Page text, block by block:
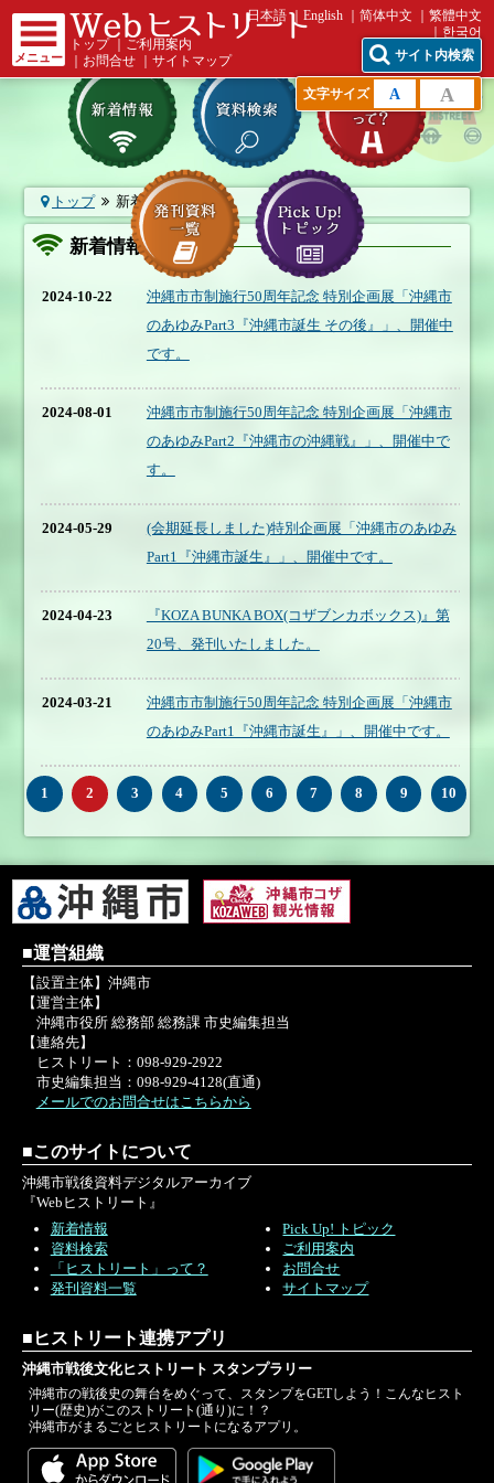
メニュー
トップ
ご利用案内
お問合せ ｜サイトマップ
日本語 English 简体中文
繁體中文
한국어
サイト内検索
文字サイズ A A
トップ 新着情報一覧
新着情報一覧
2024-10-22
沖縄市市制施行50周年記念 特別企画展「沖縄市
のあゆみPart3『沖縄市誕生 その後』」、開催中
です。
2024-08-01
沖縄市市制施行50周年記念 特別企画展「沖縄市
のあゆみPart2『沖縄市の沖縄戦』」、開催中で
す。
2024-05-29
(会期延長しました)特別企画展「沖縄市のあゆみ
Part1『沖縄市誕生』」、開催中です。
2024-04-23
『KOZA BUNKA BOX(コザブンカボックス)』第
20号、発刊いたしました。
2024-03-21
沖縄市市制施行50周年記念 特別企画展「沖縄市
のあゆみPart1『沖縄市誕生』」、開催中です。
1 2 3 4 5 6 7 8 9 10
■運営組織
【設置主体】沖縄市
【運営主体】
沖縄市役所 総務部 総務課 市史編集担当
【連絡先】
ヒストリート：098-929-2922
市史編集担当：098-929-4128(直通)
メールでのお問合せはこちらから
■このサイトについて
沖縄市戦後資料デジタルアーカイブ
『Webヒストリート』
新着情報
資料検索
「ヒストリート」って？
発刊資料一覧
Pick Up! トピック
ご利用案内
お問合せ
サイトマップ
■ヒストリート連携アプリ
沖縄市戦後文化ヒストリート スタンプラリー
沖縄市の戦後史の舞台をめぐって、スタンプをGETしよう！こんなヒスト
リー(歴史)がこのストリート(通り)に！？
沖縄市がまるごとヒストリートになるアプリ。